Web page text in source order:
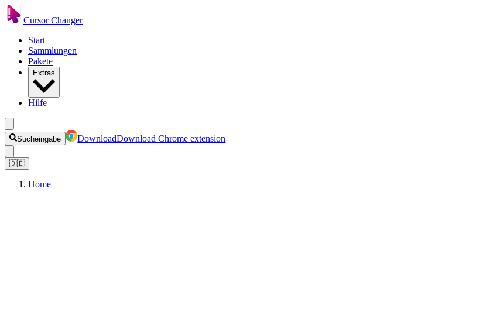
Cursor Changer
Start
Sammlungen
Pakete
Extras
Hilfe
Sucheingabe DownloadDownload Chrome extension
🇩🇪
Home